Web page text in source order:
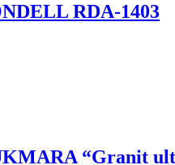
RDA-1403
“Granit